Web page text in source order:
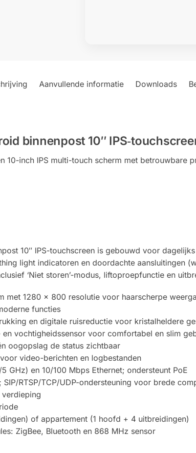
Aanvullende informatie Downloads
binnenpost 10″
10-inch IPS multi-touch scherm met betrouwbare
10″ IPS-touchscreen is gebouwd voor
light indicatoren en doordachte aansluitingen
‘Niet storen’-modus, liftoproepfunctie en
met 1280 × 800 resolutie voor haarscherpe
functies
en digitale ruisreductie voor kristalheldere
vochtigheidssensor voor comfortabel en slim
oogopslag de status zichtbaar
video-berichten en logbestanden
GHz) en 10/100 Mbps Ethernet; ondersteunt PoE
RTSP/TCP/UDP-ondersteuning voor brede
of appartement (1 hoofd + 4 uitbreidingen)
ZigBee, Bluetooth en 868 MHz sensor